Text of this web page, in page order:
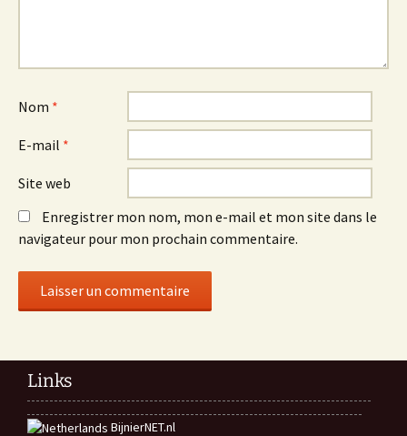
Nom *
E-mail *
Site web
Enregistrer mon nom, mon e-mail et mon site dans le
navigateur pour mon prochain commentaire.
Links
BijnierNET.nl